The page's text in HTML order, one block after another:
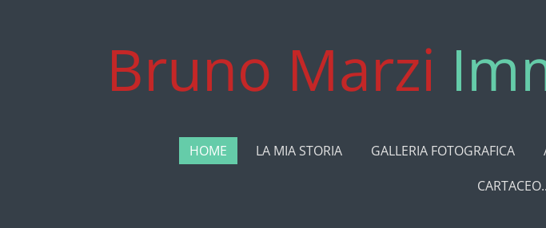
Bruno Marzi
HOME LA MIA STORIA GALLERIA FOTOGRAFICA